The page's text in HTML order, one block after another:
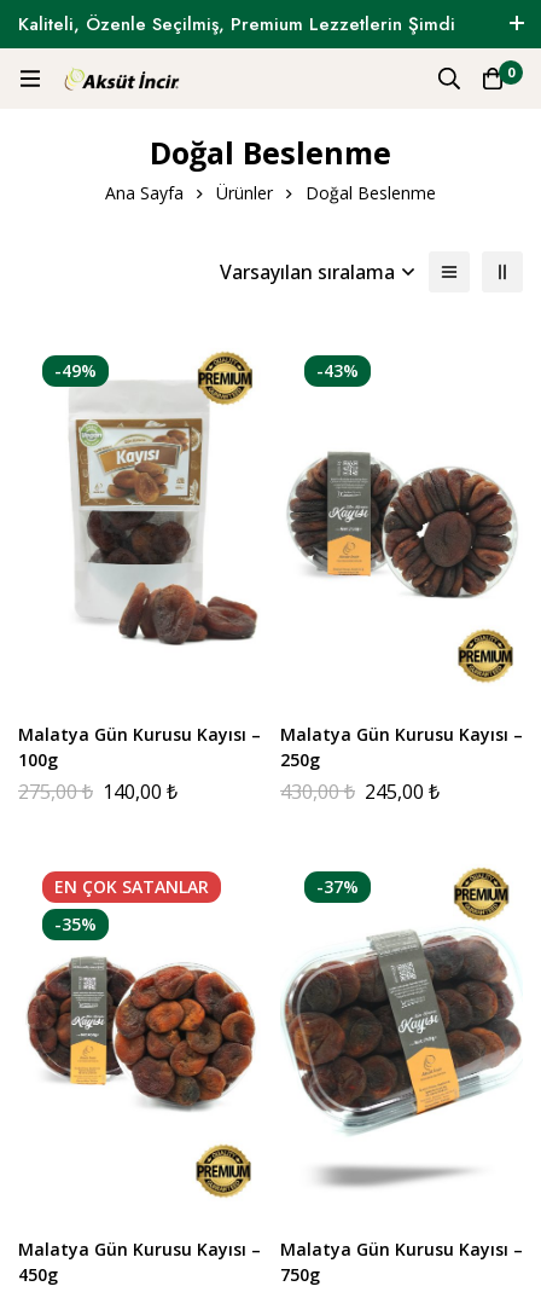
Kaliteli, Özenle Seçilmiş, Premium Lezzetlerin Şimdi
Tam Zamanı !
0
Doğal Beslenme
Ana Sayfa Ürünler Doğal Beslenme
Varsayılan sıralama
-49%
Malatya Gün Kurusu Kayısı –
100g
275,00₺ 140,00 ₺
-43%
Malatya Gün Kurusu Kayısı –
250g
430,00₺ 245,00 ₺
EN ÇOK SATANLAR
-35%
Malatya Gün Kurusu Kayısı –
450g
-37%
Malatya Gün Kurusu Kayısı –
750g